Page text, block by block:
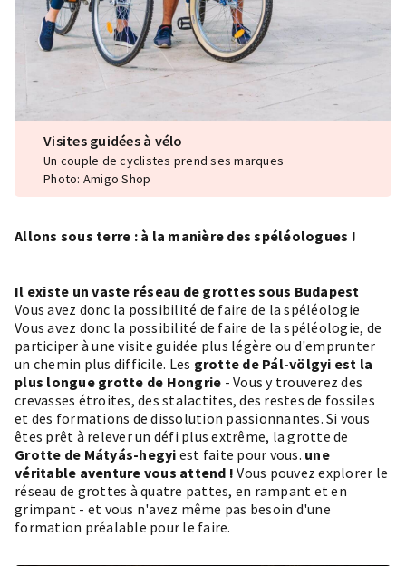
Visites guidées à vélo
Un couple de cyclistes prend ses marques
Photo: Amigo Shop
Allons sous terre : à la manière des spéléologues !
Il existe un vaste réseau de grottes sous Budapest
Vous avez donc la possibilité de faire de la spéléologie
Vous avez donc la possibilité de faire de la spéléologie, de
participer à une visite guidée plus légère ou d'emprunter
un chemin plus difficile. Les grotte de Pál-völgyi est la
plus longue grotte de Hongrie - Vous y trouverez des
crevasses étroites, des stalactites, des restes de fossiles
et des formations de dissolution passionnantes. Si vous
êtes prêt à relever un défi plus extrême, la grotte de
Grotte de Mátyás-hegyi est faite pour vous. une
véritable aventure vous attend ! Vous pouvez explorer le
réseau de grottes à quatre pattes, en rampant et en
grimpant - et vous n'avez même pas besoin d'une
formation préalable pour le faire.